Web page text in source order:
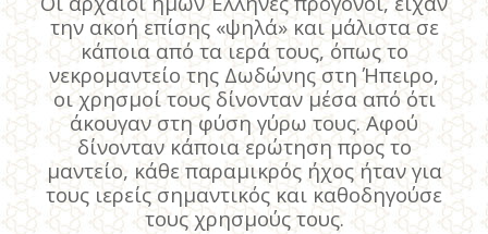
την ακοή επίσης «ψηλά» και μάλιστα σε
κάποια από τα ιερά τους, όπως το
νεκρομαντείο της Δωδώνης στη Ήπειρο,
οι χρησμοί τους δίνονταν μέσα από ότι
άκουγαν στη φύση γύρω τους. Αφού
δίνονταν κάποια ερώτηση προς το
μαντείο, κάθε παραμικρός ήχος ήταν για
τους ιερείς σημαντικός και καθοδηγούσε
τους χρησμούς τους.